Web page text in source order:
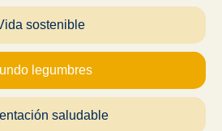
sostenible
legumbres
saludable